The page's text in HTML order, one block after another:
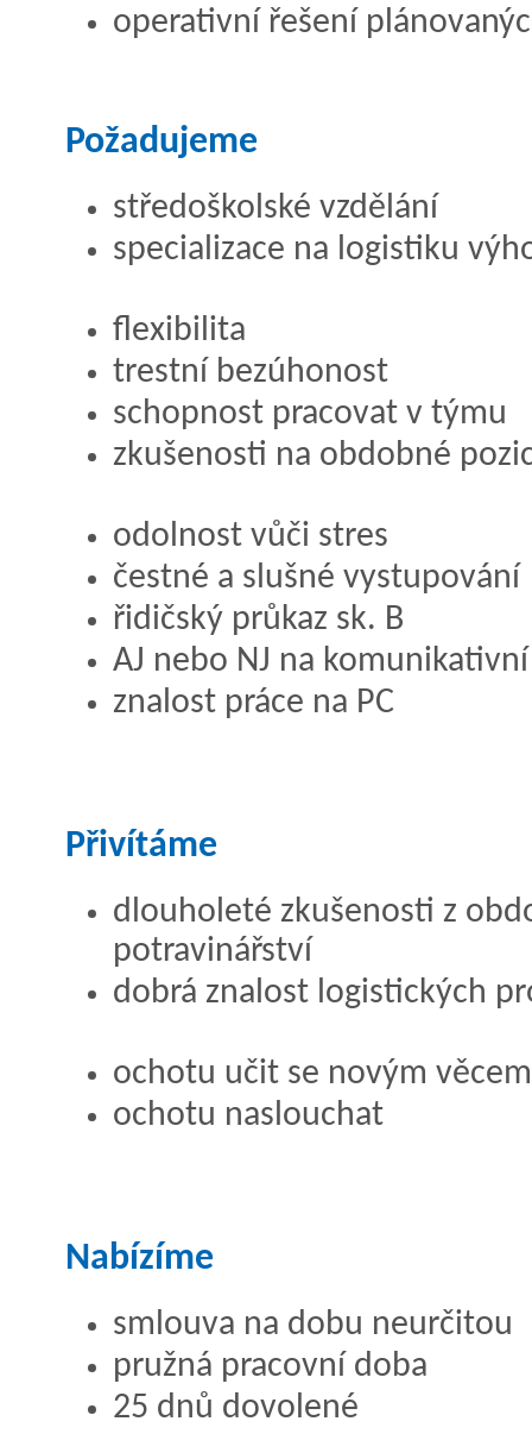
operativní řešení
Požadujeme
středoškolské vzdělání
specializace na logistiku
flexibilita
trestní bezúhonost
schopnost pracovat v týmu
zkušenosti na obdobné
odolnost vůči stres
čestné a slušné vystupování
řidičský průkaz sk. B
AJ nebo NJ na
znalost práce na PC
Přivítáme
dlouholeté zkušenosti z
potravinářství
dobrá znalost logistických
ochotu učit se novým věcem
ochotu naslouchat
Nabízíme
smlouva na dobu neurčitou
pružná pracovní doba
25 dnů dovolené